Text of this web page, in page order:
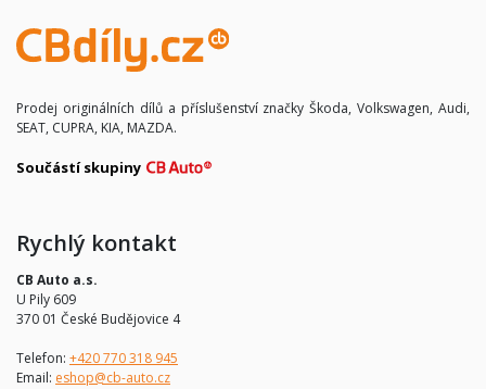
Prodej originálních dílů a příslušenství značky Škoda, Volkswagen, Audi,
SEAT, CUPRA, KIA, MAZDA.
Součástí skupiny
Rychlý kontakt
CB Auto a.s.
U Pily 609
370 01 České Budějovice 4
Telefon: +420 770 318 945
Email: eshop@cb-auto.cz